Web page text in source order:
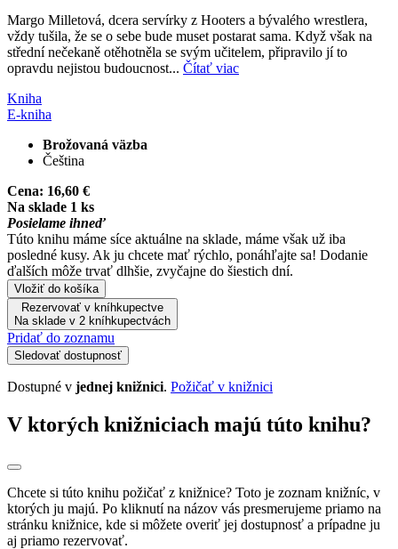
Margo Milletová, dcera servírky z Hooters a bývalého wrestlera,
vždy tušila, že se o sebe bude muset postarat sama. Když však na
střední nečekaně otěhotněla se svým učitelem, připravilo jí to
opravdu nejistou budoucnost... Čítať viac
Kniha
E-kniha
Brožovaná väzba
Čeština
Cena: 16,60 €
Na sklade 1 ks
Posielame ihneď
Túto knihu máme síce aktuálne na sklade, máme však už iba
posledné kusy. Ak ju chcete mať rýchlo, ponáhľajte sa! Dodanie
ďalších môže trvať dlhšie, zvyčajne do šiestich dní.
Vložiť do košíka
Rezervovať v kníhkupectve
Na sklade v 2 kníhkupectvách
Pridať do zoznamu
Sledovať dostupnosť
Dostupné v jednej knižnici. Požičať v knižnici
V ktorých knižniciach majú túto knihu?
Chcete si túto knihu požičať z knižnice? Toto je zoznam knižníc, v
ktorých ju majú. Po kliknutí na názov vás presmerujeme priamo na
stránku knižnice, kde si môžete overiť jej dostupnosť a prípadne ju
aj priamo rezervovať.